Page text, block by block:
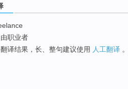
职业者
译结果，长、整句建议使用 人工翻译